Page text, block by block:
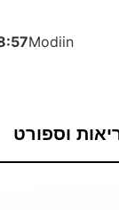
Modiin
וספורט